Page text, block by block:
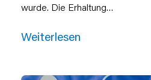
wurde. Die Erhaltung…
Weiterlesen